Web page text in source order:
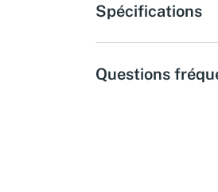
Spécifications
Questions